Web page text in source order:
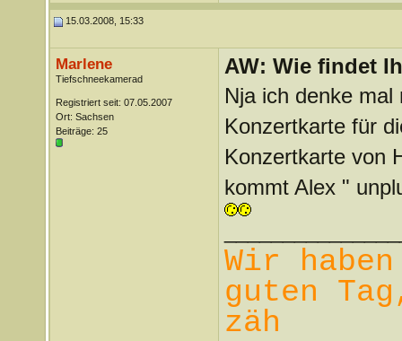
15.03.2008, 15:33
Marlene
Tiefschneekamerad
Registriert seit: 07.05.2007
Ort: Sachsen
Beiträge: 25
AW: Wie findet
Nja ich denke
Konzertkarte für
Konzertkarte von
kommt Alex "
Wir
guten
zäh